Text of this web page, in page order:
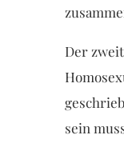
Der
sein